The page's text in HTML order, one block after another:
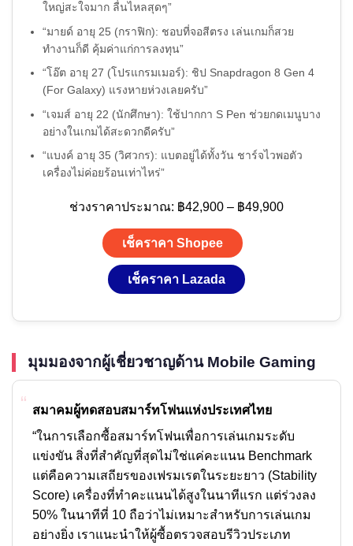
ใหญ่สะใจมาก ลื่นไหลสุดๆ”
“มายด์ อายุ 25 (กราฟิก): ชอบที่จอสีตรง เล่นเกมก็สวย
ทำงานก็ดี คุ้มค่าแก่การลงทุน”
“โอ๊ต อายุ 27 (โปรแกรมเมอร์): ชิป Snapdragon 8 Gen 4
(For Galaxy) แรงหายห่วงเลยครับ”
“เจมส์ อายุ 22 (นักศึกษา): ใช้ปากกา S Pen ช่วยกดเมนูบาง
อย่างในเกมได้สะดวกดีครับ”
“แบงค์ อายุ 35 (วิศวกร): แบตอยู่ได้ทั้งวัน ชาร์จไวพอตัว
เครื่องไม่ค่อยร้อนเท่าไหร่”
ช่วงราคาประมาณ: ฿42,900 – ฿49,900
เช็คราคา Shopee
เช็คราคา Lazada
มุมมองจากผู้เชี่ยวชาญด้าน Mobile Gaming
“ สมาคมผู้ทดสอบสมาร์ทโฟนแห่งประเทศไทย
“ในการเลือกซื้อสมาร์ทโฟนเพื่อการเล่นเกมระดับ
แข่งขัน สิ่งที่สำคัญที่สุดไม่ใช่แค่คะแนน Benchmark
แต่คือความเสถียรของเฟรมเรตในระยะยาว (Stability
Score) เครื่องที่ทำคะแนนได้สูงในนาทีแรก แต่ร่วงลง
50% ในนาทีที่ 10 ถือว่าไม่เหมาะสำหรับการเล่นเกม
อย่างยิ่ง เราแนะนำให้ผู้ซื้อตรวจสอบรีวิวประเภท